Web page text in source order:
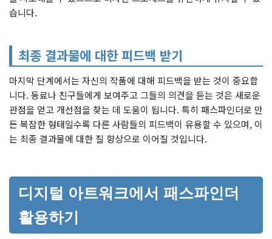
습니다.
최종 결과물에 대한 피드백 받기
마지막 단계에서는 자신의 작품에 대해 피드백을 받는 것이 중요합
니다. 동료나 친구들에게 보여주고 그들의 의견을 듣는 것은 새로운
관점을 얻고 개선점을 찾는 데 도움이 됩니다. 특히 패스파인더로 만
든 복잡한 형태일수록 다른 사람들의 피드백이 유용할 수 있으며, 이
는 최종 결과물에 대한 질 향상으로 이어질 것입니다.
디지털 아트워크에서 패스파인더
활용하기